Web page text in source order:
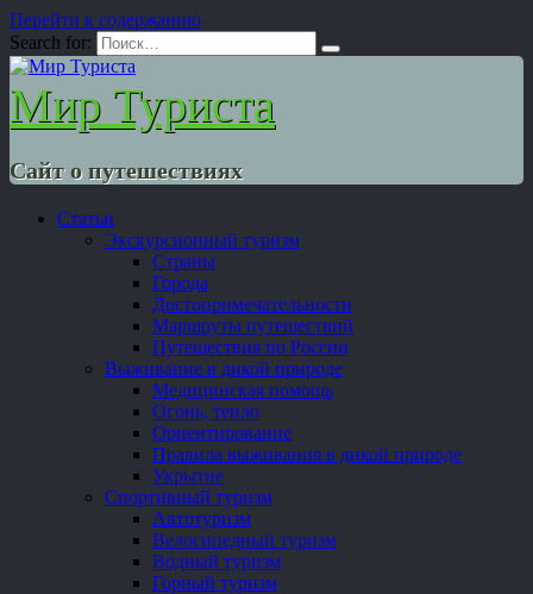
Перейти к содержанию
Search for:
Мир Туриста
Сайт о путешествиях
Статьи
Экскурсионный туризм
Страны
Города
Достопримечательности
Маршруты путешествий
Путешествия по России
Выживание в дикой природе
Медицинская помощь
Огонь, тепло
Ориентирование
Правила выживания в дикой природе
Укрытие
Спортивный туризм
Автотуризм
Велосипедный туризм
Водный туризм
Горный туризм